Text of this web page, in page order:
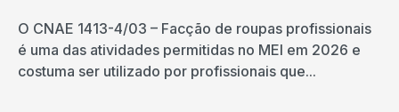
O CNAE 1413-4/03 – Facção de roupas profissionais
é uma das atividades permitidas no MEI em 2026 e
costuma ser utilizado por profissionais que...